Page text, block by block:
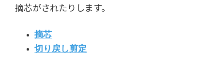
摘芯がされたりします。
摘芯
切り戻し剪定